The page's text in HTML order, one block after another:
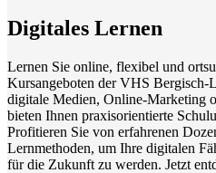
Digitales Lernen
Lernen Sie online, flexibel und
Kursangeboten der VHS Bergisch-
digitale Medien, Online-Marketing
bieten Ihnen praxisorientierte
Profitieren Sie von erfahrenen
Lernmethoden, um Ihre digitalen
für die Zukunft zu werden. Jetzt